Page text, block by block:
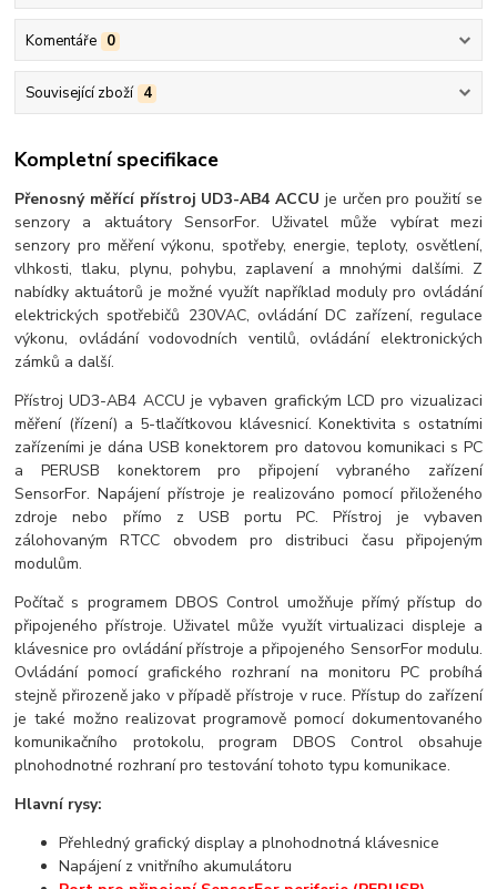
Komentáře 0
Související zboží 4
Kompletní specifikace
Přenosný měřící přístroj UD3-AB4 ACCU je určen pro použití se
senzory a aktuátory SensorFor. Uživatel může vybírat mezi
senzory pro měření výkonu, spotřeby, energie, teploty, osvětlení,
vlhkosti, tlaku, plynu, pohybu, zaplavení a mnohými dalšími. Z
nabídky aktuátorů je možné využít například moduly pro ovládání
elektrických spotřebičů 230VAC, ovládání DC zařízení, regulace
výkonu, ovládání vodovodních ventilů, ovládání elektronických
zámků a další.
Přístroj UD3-AB4 ACCU je vybaven grafickým LCD pro vizualizaci
měření (řízení) a 5-tlačítkovou klávesnicí. Konektivita s ostatními
zařízeními je dána USB konektorem pro datovou komunikaci s PC
a PERUSB konektorem pro připojení vybraného zařízení
SensorFor. Napájení přístroje je realizováno pomocí přiloženého
zdroje nebo přímo z USB portu PC. Přístroj je vybaven
zálohovaným RTCC obvodem pro distribuci času připojeným
modulům.
Počítač s programem DBOS Control umožňuje přímý přístup do
připojeného přístroje. Uživatel může využít virtualizaci displeje a
klávesnice pro ovládání přístroje a připojeného SensorFor modulu.
Ovládání pomocí grafického rozhraní na monitoru PC probíhá
stejně přirozeně jako v případě přístroje v ruce. Přístup do zařízení
je také možno realizovat programově pomocí dokumentovaného
komunikačního protokolu, program DBOS Control obsahuje
plnohodnotné rozhraní pro testování tohoto typu komunikace.
Hlavní rysy:
Přehledný grafický display a plnohodnotná klávesnice
Napájení z vnitřního akumulátoru